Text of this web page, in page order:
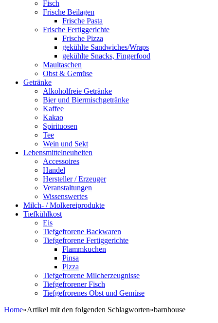
Fisch
Frische Beilagen
Frische Pasta
Frische Fertiggerichte
Frische Pizza
gekühlte Sandwiches/Wraps
gekühlte Snacks, Fingerfood
Maultaschen
Obst & Gemüse
Getränke
Alkoholfreie Getränke
Bier und Biermischgetränke
Kaffee
Kakao
Spirituosen
Tee
Wein und Sekt
Lebensmittelneuheiten
Accessoires
Handel
Hersteller / Erzeuger
Veranstaltungen
Wissenswertes
Milch- / Molkereiprodukte
Tiefkühlkost
Eis
Tiefgefrorene Backwaren
Tiefgefrorene Fertiggerichte
Flammkuchen
Pinsa
Pizza
Tiefgefrorene Milcherzeugnisse
Tiefgefrorener Fisch
Tiefgefrorenes Obst und Gemüse
Home»Artikel mit den folgenden Schlagworten»barnhouse